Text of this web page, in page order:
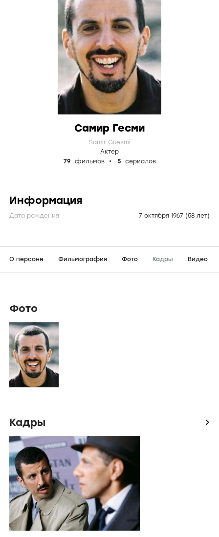
Самир Гесми
Samir Guesmi
Актер
79
фильмов 5 сериалов
Информация
Дата рождения 7 октября 1967 (58 лет)
О персоне Фильмография Фото Кадры Видео
Фото
Кадры icon